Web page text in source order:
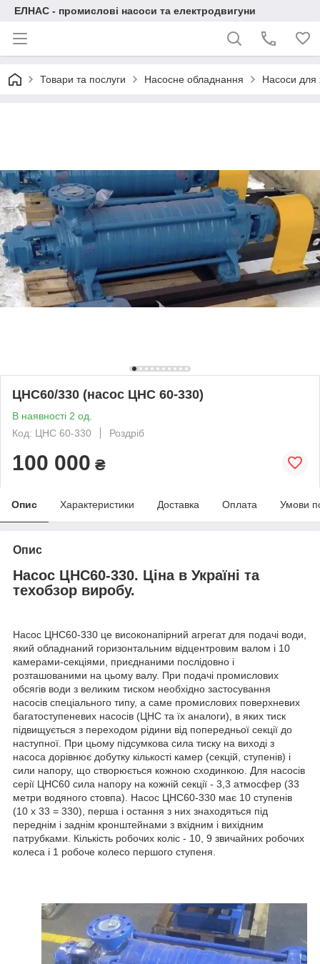
ЕЛНАС - промислові насоси та електродвигуни
Товари та послуги Насосне обладнання Насоси для
ЦНС60/330 (насос ЦНС 60-330)
В наявності 2 од.
Код: ЦНС 60-330
Роздріб
100 000 ₴
Опис Характеристики Доставка Оплата Умови
Опис
Насос ЦНС60-330. Ціна в Україні та
техобзор виробу.
Насос ЦНС60-330 це високонапірний агрегат для подачі води,
який обладнаний горизонтальним відцентровим валом і 10
камерами-секціями, приєднаними послідовно і
розташованими на цьому валу. При подачі промислових
обсягів води з великим тиском необхідно застосування
насосів спеціального типу, а саме промислових поверхневих
багатоступеневих насосів (ЦНС та їх аналоги), в яких тиск
підвищується з переходом рідини від попередньої секції до
наступної. При цьому підсумкова сила тиску на виході з
насоса дорівнює добутку кількості камер (секцій, ступенів) і
сили напору, що створюється кожною сходинкою. Для насосів
серії ЦНС60 сила напору на кожній секції - 3,3 атмосфер (33
метри водяного стовпа). Насос ЦНС60-330 має 10 ступенів
(10 х 33 = 330), перша і остання з них знаходяться під
переднім і заднім кронштейнами з вхідним і вихідним
патрубками. Кількість робочих коліс - 10, 9 звичайних робочих
колеса і 1 робоче колесо першого ступеня.